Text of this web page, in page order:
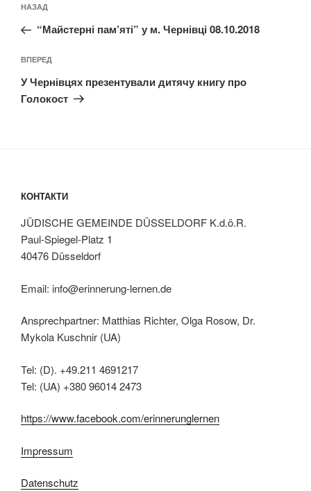
записів
Попередній
запис:
НАЗАД
“Майстерні пам’яті” у м. Чернівці 08.10.2018
Наступний
запис
ВПЕРЕД
У Чернівцях презентували дитячу книгу про
Голокост
КОНТАКТИ
JÜDISCHE GEMEINDE DÜSSELDORF K.d.ö.R.
Paul-Spiegel-Platz 1
40476 Düsseldorf
Email: info@erinnerung-lernen.de
Ansprechpartner: Matthias Richter, Olga Rosow, Dr.
Mykola Kuschnir (UA)
Tel: (D). +49.211 4691217
Tel: (UA) +380 96014 2473
https://www.facebook.com/erinnerunglernen
Impressum
Datenschutz